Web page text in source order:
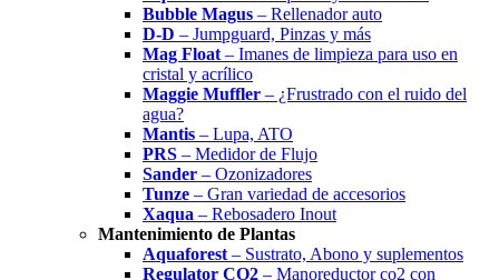
Bubble Magus – Rellenador auto
D-D – Jumpguard, Pinzas y más
Mag Float – Imanes de limpieza para uso en
cristal y acrílico
Maggie Muffler – ¿Frustrado con el ruido del
agua?
Mantis – Lupa, ATO
PRS – Medidor de Flujo
Sander – Ozonizadores
Tunze – Gran variedad de accesorios
Xaqua – Rebosadero Inout
Mantenimiento de Plantas
Aquaforest – Sustrato, Abono y suplementos
Regulator CO2 – Manoreductor co2 con